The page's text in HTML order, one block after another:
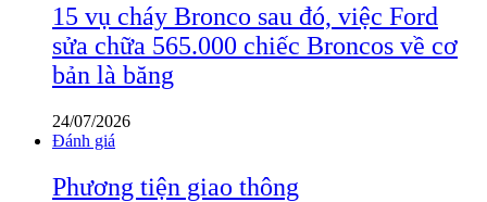
15 vụ cháy Bronco sau đó, việc Ford
sửa chữa 565.000 chiếc Broncos về cơ
bản là băng
24/07/2026
Đánh giá
Phương tiện giao thông